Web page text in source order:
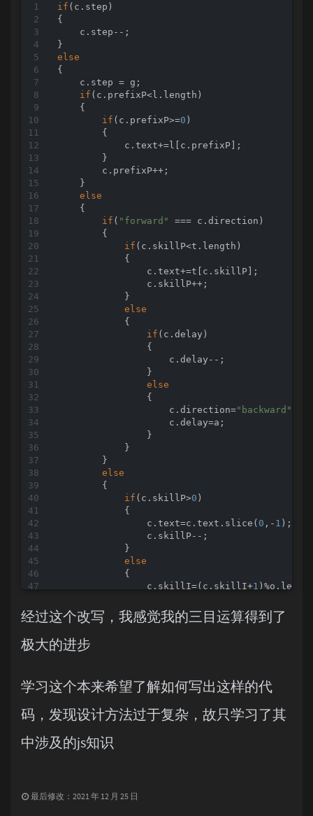
if (c.step)
{
    c.step--;
else
{
    c.step = g;
if (c.prefixP<l.length)
    {
if (c.prefixP>=0 )
        {
            c.text+=l[c.prefixP];
        }
        c.prefixP++;
    }
else
    {
if ( "forward"
=== c.direction)
        {
if (c.skillP<t.length)
            {
                c.text+=t[c.skillP];
                c.skillP++;
            }
else
            {
if (c.delay)
                {
                    c.delay--;
                }
else
                {
                    c.direction=
"backward"
                    c.delay=a;
                }
            }
        }
else
        {
if (c.skillP>0 )
            {
                c.text=c.text.slice(
0 ,- 1 );
                c.skillP--;
            }
else
            {
                c.skillI=(c.skillI+
1
            }
        }
    }
经过这个改写，我感觉我的三目运算得到了
极大的进步
学习这个本来希望了解如何写出这样的代
码，发现设计方法过于复杂，故只学习了其
中涉及的js知识
最后修改：2021 年 12 月 25 日